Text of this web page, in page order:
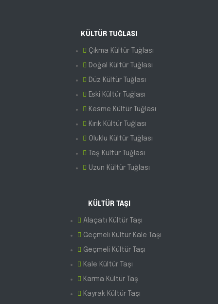
KÜLTÜR TUĞLASI
Çıkma Kültür Tuğlası
Doğal Kültür Tuğlası
Düz Kültür Tuğlası
Eski Kültür Tuğlası
Kesme Kültür Tuğlası
Kırık Kültür Tuğlası
Oluklu Kültür Tuğlası
Taş Kültür Tuğlası
Uzun Kültür Tuğlası
KÜLTÜR TAŞI
Alaçatı Kültür Taşı
Geçmeli Kültür Kale Taşı
Geçmeli Kültür Taşı
Kale Kültür Taşı
Karma Kültür Taş
Kayrak Kültür Taşı